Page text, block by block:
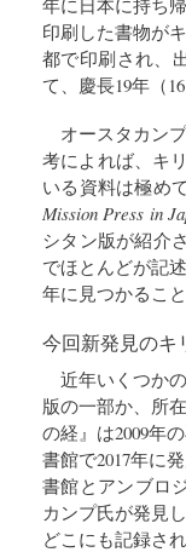
印刷した書物が
都で印刷され、
て、慶長19年（
オースタカン
考によれば、キ
いる資料は極め
Mission Press in
シタン版が紹介
でほとんどが記
年に見つかるこ
今回新発見のキ
近年いくつか
版の一部か、所
の経』は2009年
書館で2017年に
書館とアンブロ
カンプ氏が発見
どこにも記録さ